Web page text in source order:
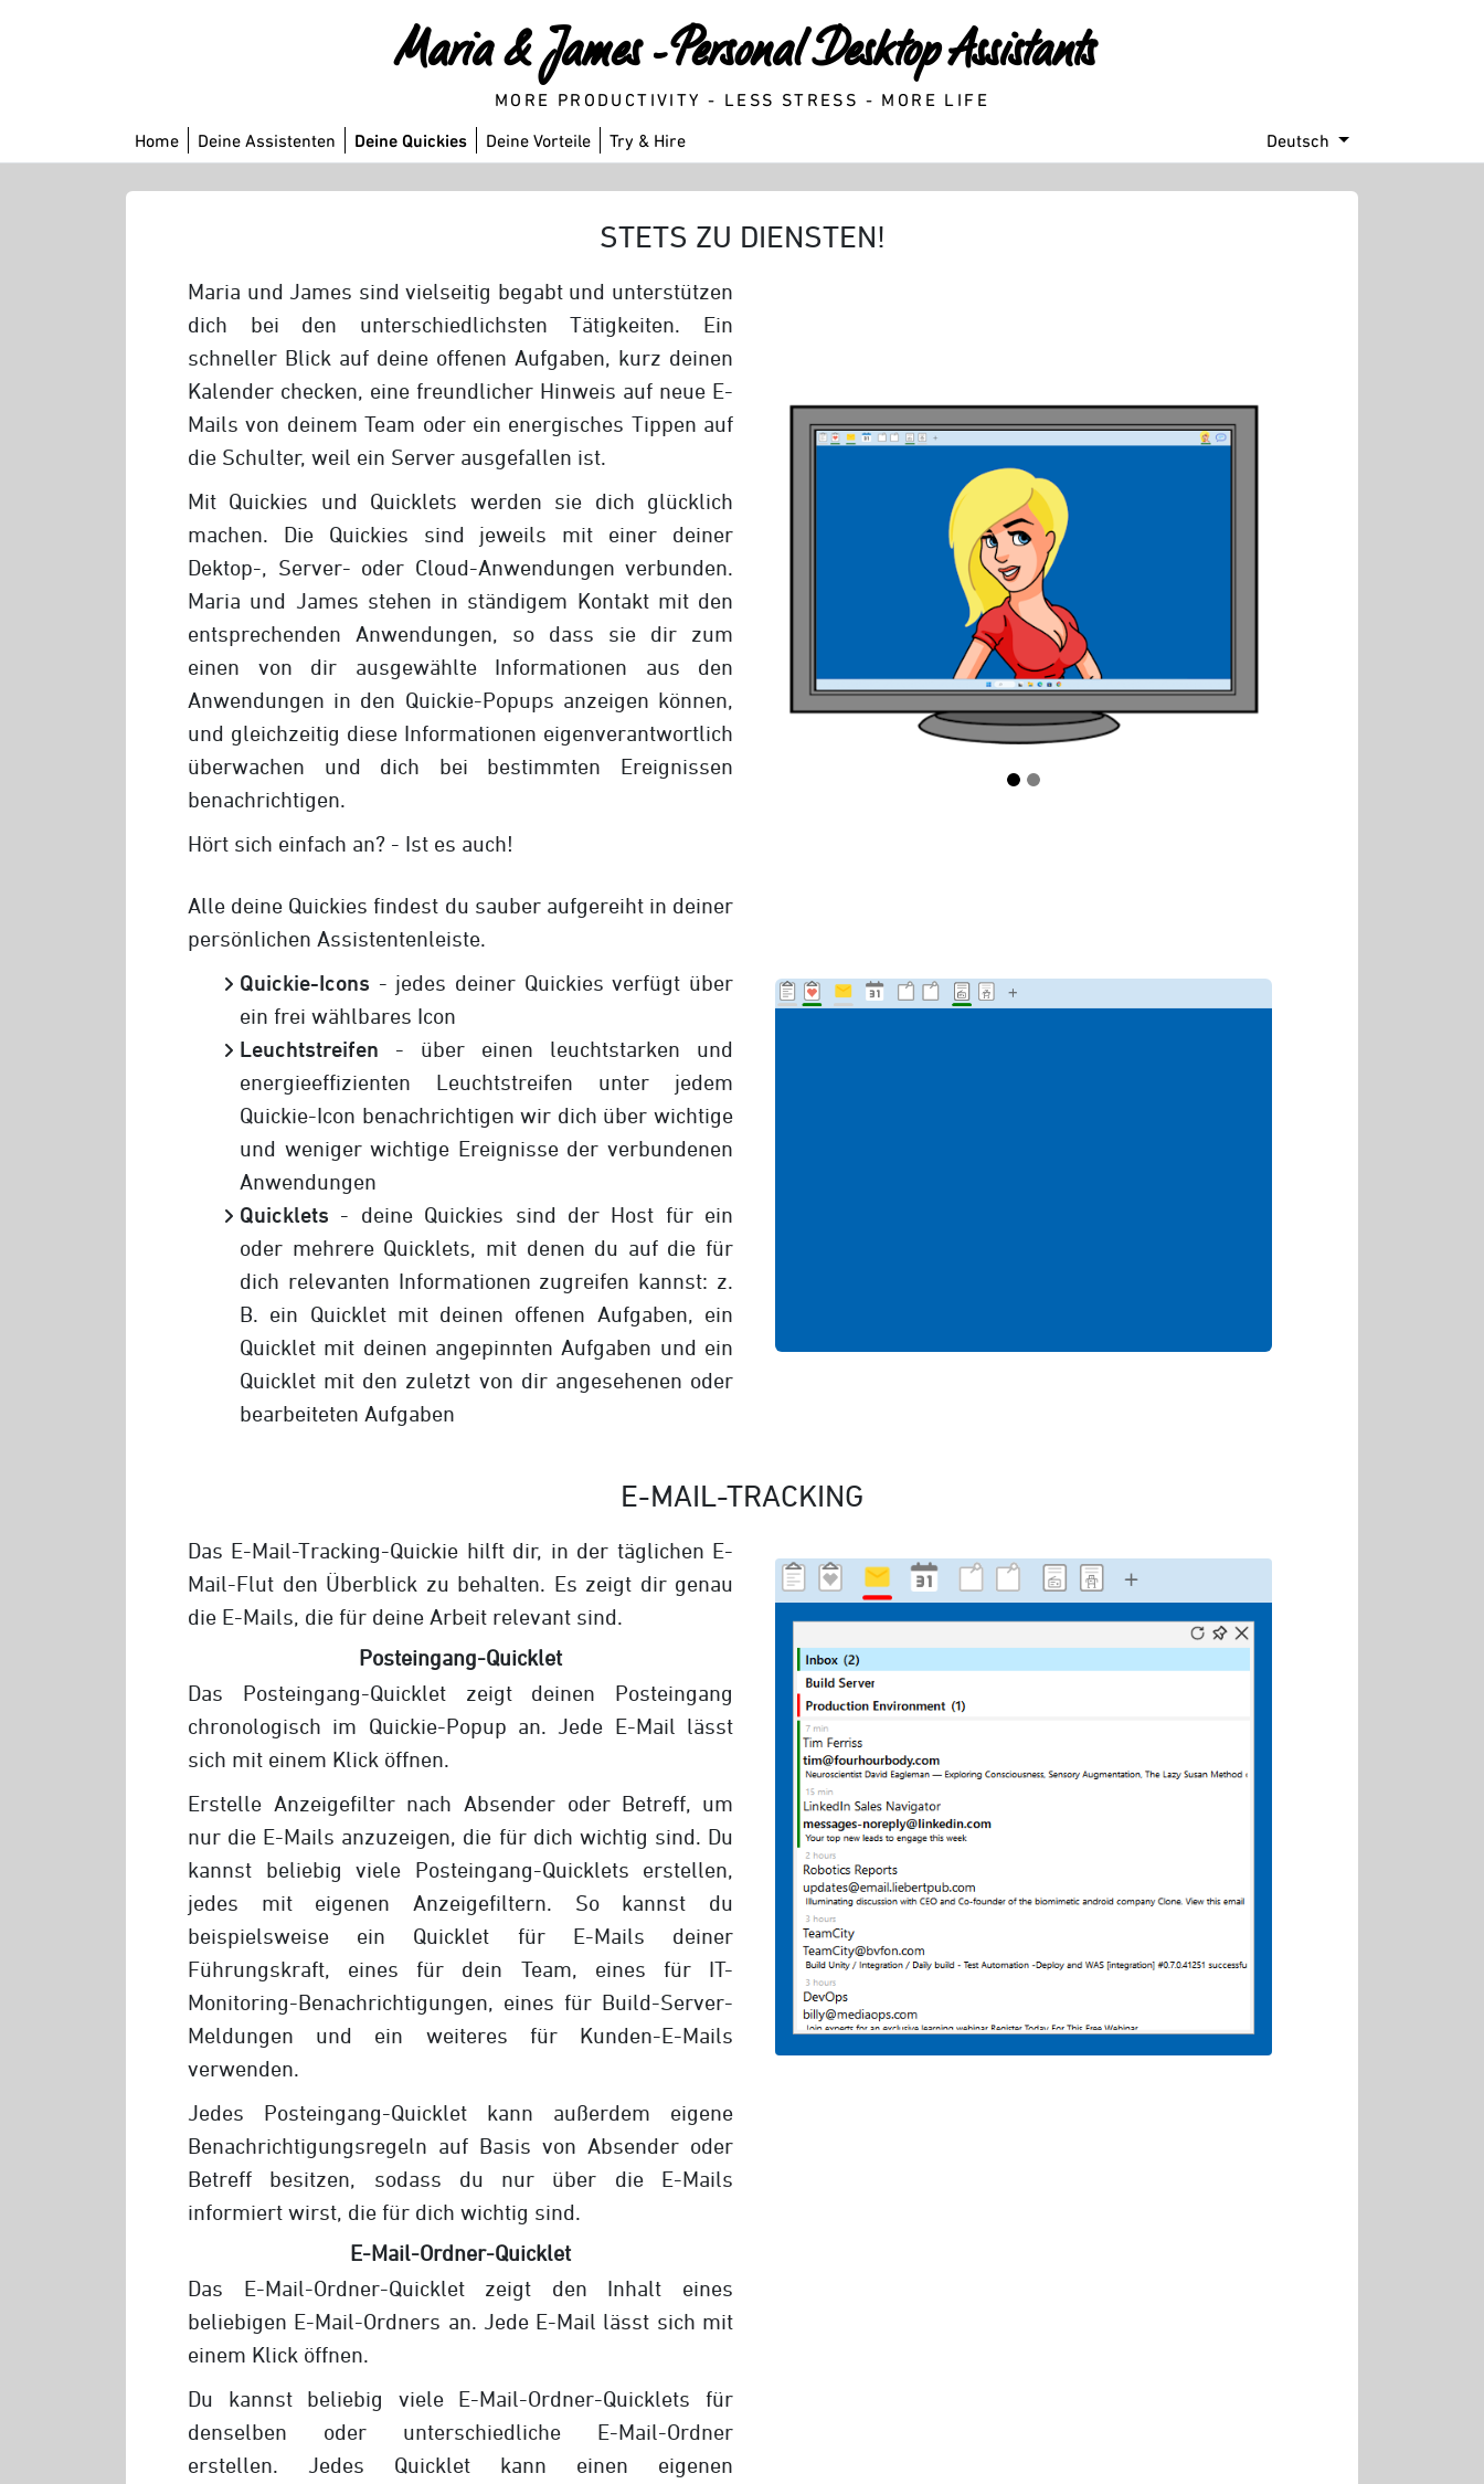
Maria & James - Personal Desktop Assistants
MORE PRODUCTIVITY - LESS STRESS - MORE LIFE
Home Deine Assistenten Deine Quickies Deine Vorteile Try & Hire Deutsch
STETS ZU DIENSTEN!
Maria und James sind vielseitig begabt und unterstützen
dich bei den unterschiedlichsten Tätigkeiten. Ein
schneller Blick auf deine offenen Aufgaben, kurz deinen
Kalender checken, eine freundlicher Hinweis auf neue E-
Mails von deinem Team oder ein energisches Tippen auf
die Schulter, weil ein Server ausgefallen ist.
Mit Quickies und Quicklets werden sie dich glücklich
machen. Die Quickies sind jeweils mit einer deiner
Dektop-, Server- oder Cloud-Anwendungen verbunden.
Maria und James stehen in ständigem Kontakt mit den
entsprechenden Anwendungen, so dass sie dir zum
einen von dir ausgewählte Informationen aus den
Anwendungen in den Quickie-Popups anzeigen können,
und gleichzeitig diese Informationen eigenverantwortlich
überwachen und dich bei bestimmten Ereignissen
benachrichtigen.
Hört sich einfach an? - Ist es auch!
Alle deine Quickies findest du sauber aufgereiht in deiner
persönlichen Assistentenleiste.
Quickie-Icons - jedes deiner Quickies verfügt über
ein frei wählbares Icon
Leuchtstreifen - über einen leuchtstarken und
energieeffizienten Leuchtstreifen unter jedem
Quickie-Icon benachrichtigen wir dich über wichtige
und weniger wichtige Ereignisse der verbundenen
Anwendungen
Quicklets - deine Quickies sind der Host für ein
oder mehrere Quicklets, mit denen du auf die für
dich relevanten Informationen zugreifen kannst: z.
B. ein Quicklet mit deinen offenen Aufgaben, ein
Quicklet mit deinen angepinnten Aufgaben und ein
Quicklet mit den zuletzt von dir angesehenen oder
bearbeiteten Aufgaben
E-MAIL-TRACKING
Das E-Mail-Tracking-Quickie hilft dir, in der täglichen E-
Mail-Flut den Überblick zu behalten. Es zeigt dir genau
die E-Mails, die für deine Arbeit relevant sind.
Posteingang-Quicklet
Das Posteingang-Quicklet zeigt deinen Posteingang
chronologisch im Quickie-Popup an. Jede E-Mail lässt
sich mit einem Klick öffnen.
Erstelle Anzeigefilter nach Absender oder Betreff, um
nur die E-Mails anzuzeigen, die für dich wichtig sind. Du
kannst beliebig viele Posteingang-Quicklets erstellen,
jedes mit eigenen Anzeigefiltern. So kannst du
beispielsweise ein Quicklet für E-Mails deiner
Führungskraft, eines für dein Team, eines für IT-
Monitoring-Benachrichtigungen, eines für Build-Server-
Meldungen und ein weiteres für Kunden-E-Mails
verwenden.
Jedes Posteingang-Quicklet kann außerdem eigene
Benachrichtigungsregeln auf Basis von Absender oder
Betreff besitzen, sodass du nur über die E-Mails
informiert wirst, die für dich wichtig sind.
E-Mail-Ordner-Quicklet
Das E-Mail-Ordner-Quicklet zeigt den Inhalt eines
beliebigen E-Mail-Ordners an. Jede E-Mail lässt sich mit
einem Klick öffnen.
Du kannst beliebig viele E-Mail-Ordner-Quicklets für
denselben oder unterschiedliche E-Mail-Ordner
erstellen. Jedes Quicklet kann einen eigenen